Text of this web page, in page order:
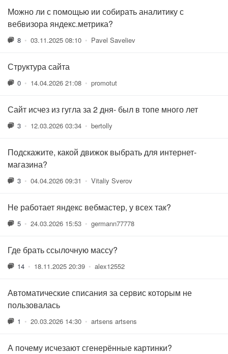
Можно ли с помощью ии собирать аналитику с
вебвизора яндекс.метрика?
8 • 03.11.2025 08:10 • Pavel Saveliev
Структура сайта
0 • 14.04.2026 21:08 • promotut
Сайт исчез из гугла за 2 дня- был в топе много лет
3 • 12.03.2026 03:34 • bertolly
Подскажите, какой движок выбрать для интернет-
магазина?
3 • 04.04.2026 09:31 • Vitaliy Sverov
Не работает яндекс вебмастер, у всех так?
5 • 24.03.2026 15:53 • germann77778
Где брать ссылочную массу?
14 • 18.11.2025 20:39 • alex12552
Автоматические списания за сервис которым не
пользовалась
1 • 20.03.2026 14:30 • artsens artsens
А почему исчезают сгенерённые картинки?